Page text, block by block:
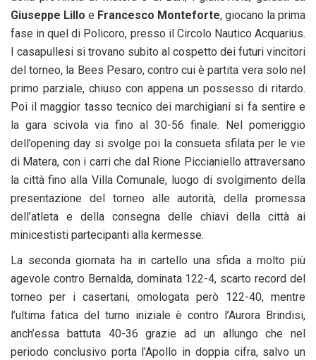
Giuseppe Lillo e Francesco Monteforte, giocano la prima
fase in quel di Policoro, presso il Circolo Nautico Acquarius.
I casapullesi si trovano subito al cospetto dei futuri vincitori
del torneo, la Bees Pesaro, contro cui è partita vera solo nel
primo parziale, chiuso con appena un possesso di ritardo.
Poi il maggior tasso tecnico dei marchigiani si fa sentire e
la gara scivola via fino al 30-56 finale. Nel pomeriggio
dell’opening day si svolge poi la consueta sfilata per le vie
di Matera, con i carri che dal Rione Piccianiello attraversano
la città fino alla Villa Comunale, luogo di svolgimento della
presentazione del torneo alle autorità, della promessa
dell’atleta e della consegna delle chiavi della città ai
minicestisti partecipanti alla kermesse.
La seconda giornata ha in cartello una sfida a molto più
agevole contro Bernalda, dominata 122-4, scarto record del
torneo per i casertani, omologata però 122-40, mentre
l’ultima fatica del turno iniziale è contro l’Aurora Brindisi,
anch’essa battuta 40-36 grazie ad un allungo che nel
periodo conclusivo porta l’Apollo in doppia cifra, salvo un